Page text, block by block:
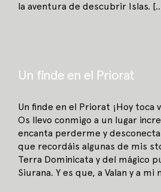
la aventura de descubrir Islas.
Un finde en el Priorat
Un finde en el Priorat ¡Hoy toca
Os llevo conmigo a un lugar
encanta perderme y
que recordáis algunas de mis
Terra Dominicata y del mágico
Siurana. Y es que, a Valan y a mi